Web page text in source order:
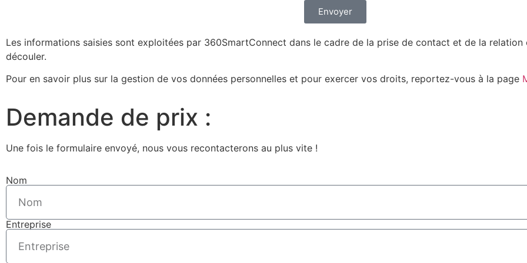
Envoyer
Les informations saisies sont exploitées par 360SmartConnect dans le cadre de la prise de contact et de la
découler.
Pour en savoir plus sur la gestion de vos données personnelles et pour exercer vos droits, reportez-vous à la page
Demande de prix :
Une fois le formulaire envoyé, nous vous recontacterons au plus vite !
Nom
Entreprise